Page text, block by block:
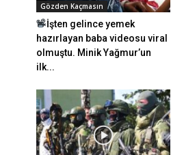
Gözden Kaçmasın
İşten gelince yemek
hazırlayan baba videosu viral
olmuştu. Minik Yağmur’un
ilk...